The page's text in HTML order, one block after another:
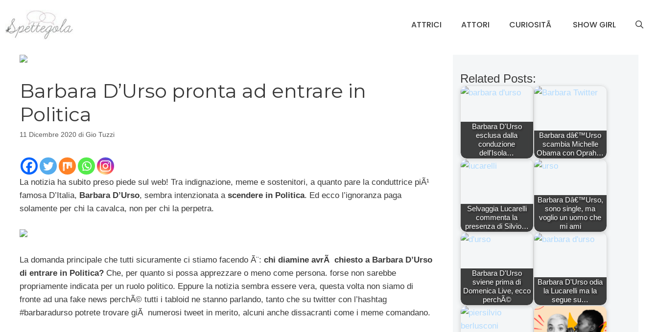
contenuto
ATTRICI ATTORI CURIOSITÃ SHOW GIRL
Barbara D’Urso pronta ad entrare in
Politica
11 Dicembre 2020 di Gio Tuzzi
La notizia ha subito preso piede sul web! Tra indignazione, meme e sostenitori, a quanto pare la conduttrice piÃ¹
famosa D’Italia, Barbara D’Urso, sembra intenzionata a scendere in Politica. Ed ecco l’ignoranza paga
solamente per chi la cavalca, non per chi la perpetra.
La domanda principale che tutti sicuramente ci stiamo facendo Ã¨: chi diamine avrÃ chiesto a Barbara D’Urso
di entrare in Politica? Che, per quanto si possa apprezzare o meno come persona. forse non sarebbe
propriamente indicata per un ruolo politico. Eppure la notizia sembra essere vera, questa volta non siamo di
fronte ad una fake news perchÃ© tutti i tabloid ne stanno parlando, tanto che su twitter con l’hashtag
#barbaradurso potrete trovare giÃ numerosi tweet in merito, alcuni anche dissacranti come i meme comandano.
Related Posts:
Barbara D'Urso
esclusa dalla
conduzione
dell'Isola…
Barbara dâ€™Urso
scambia Michelle
Obama con Oprah…
Selvaggia Lucarelli
commenta la
presenza di Silvio…
Barbara Dâ€™Urso,
sono single, ma
voglio un uomo che
mi ami
Barbara D'Urso
sviene prima di
Domenica Live, ecco
perchÃ©
Barbara D'Urso odia
la Lucarelli ma la
segue su…